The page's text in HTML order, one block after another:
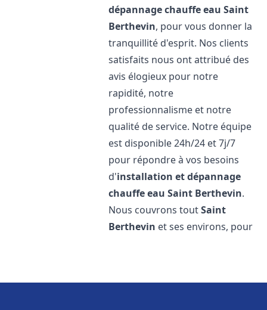
dépannage chauffe eau Saint
Berthevin, pour vous donner la
tranquillité d'esprit. Nos clients
satisfaits nous ont attribué des
avis élogieux pour notre
rapidité, notre
professionnalisme et notre
qualité de service. Notre équipe
est disponible 24h/24 et 7j/7
pour répondre à vos besoins
d'installation et dépannage
chauffe eau Saint Berthevin.
Nous couvrons toutSaint
Berthevin et ses environs, pour